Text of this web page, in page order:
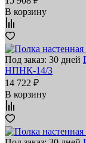
В корзину
Под заказ: 30 дней
НПНК-14/3
14 722 ₽
В корзину